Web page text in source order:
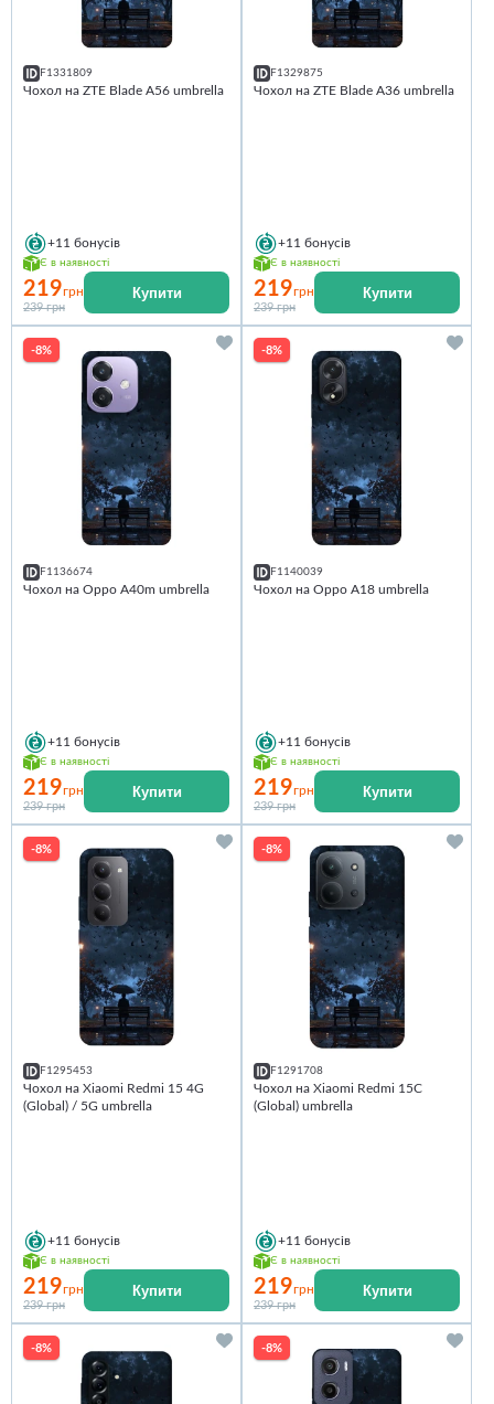
F1331809
Чохол на ZTE Blade A56 umbrella
+11 бонусів
Є в наявності
219грн
239 грн
Купити
F1329875
Чохол на ZTE Blade A36 umbrella
+11 бонусів
Є в наявності
219грн
239 грн
Купити
-8%
F1136674
Чохол на Oppo A40m umbrella
+11 бонусів
Є в наявності
219грн
239 грн
Купити
-8%
F1140039
Чохол на Oppo A18 umbrella
+11 бонусів
Є в наявності
219грн
239 грн
Купити
-8%
F1295453
Чохол на Xiaomi Redmi 15 4G
(Global) / 5G umbrella
+11 бонусів
Є в наявності
219грн
239 грн
Купити
-8%
F1291708
Чохол на Xiaomi Redmi 15C
(Global) umbrella
+11 бонусів
Є в наявності
219грн
239 грн
Купити
-8% -8%